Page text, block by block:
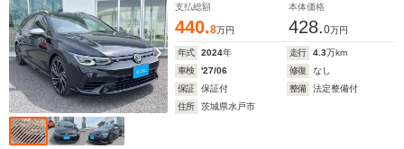
支払総額
440.8万円
本体価格
428.0万円
年式 2024年 走行 4.3万km
車検
'27/06 修復
なし
保証
保証付 整備
法定整備付
住所
茨城県水戸市